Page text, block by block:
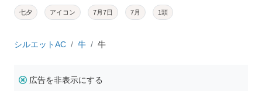
七夕 アイコン 7月7日 7月 1頭
シルエットAC 牛 牛
広告を非表示にする